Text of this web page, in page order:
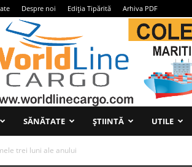
Despre noi Ediția Tipărită Arhiva PDF
SĂNĂTATE ȘTIINTĂ UTILE
trei luni ale anului